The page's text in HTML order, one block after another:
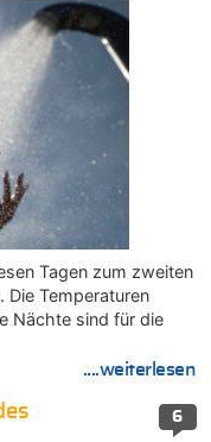
Tagen zum zweiten
Die Temperaturen
Nächte sind für die
....weiterlesen
6